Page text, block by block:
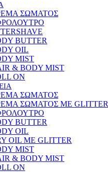
ΣΩΜΑΤΟΣ
BUTTER
OIL
MIST
& BODY MIST
ON
ΣΩΜΑΤΟΣ
ΣΩΜΑΤΟΣ ΜΕ GLITTER
BUTTER
OIL
OIL ΜΕ GLITTER
MIST
& BODY MIST
ON